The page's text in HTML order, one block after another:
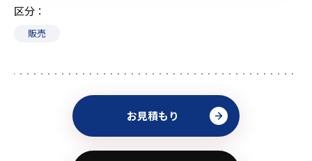
区分
販売
お見積もり